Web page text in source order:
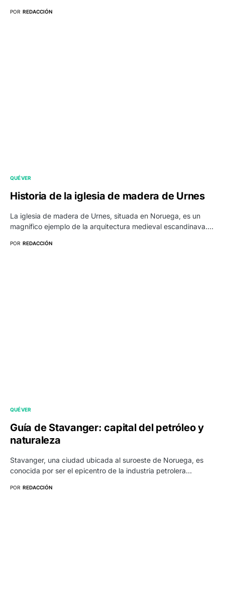
POR REDACCIÓN
QUÉ VER
Historia de la iglesia de madera de Urnes
La iglesia de madera de Urnes, situada en Noruega, es un
magnífico ejemplo de la arquitectura medieval escandinava.…
POR REDACCIÓN
QUÉ VER
Guía de Stavanger: capital del petróleo y
naturaleza
Stavanger, una ciudad ubicada al suroeste de Noruega, es
conocida por ser el epicentro de la industria petrolera…
POR REDACCIÓN